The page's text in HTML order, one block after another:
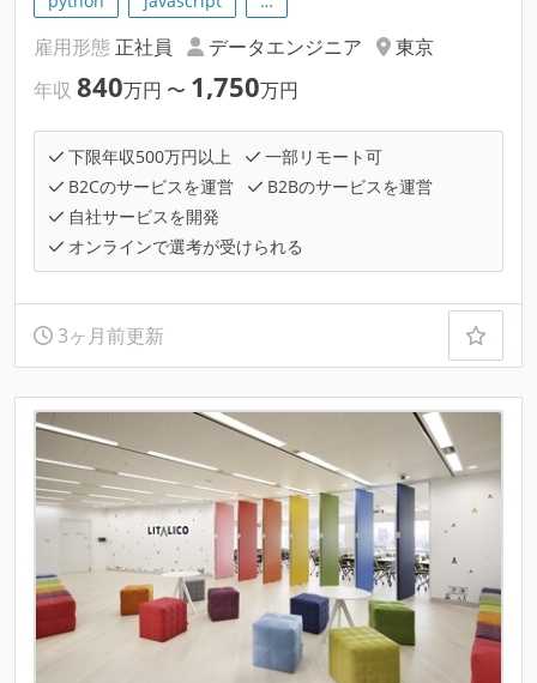
雇用形態 正社員 データエンジニア
東京
年収 840万円 〜 1,750万円
下限年収500万円以上
一部リモート可
B2Cのサービスを運営
B2Bのサービスを運営
自社サービスを開発
オンラインで選考が受けられる
3ヶ月前更新